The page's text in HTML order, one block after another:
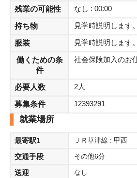
【期間】即日～長期
残業の可能性 なし : 00:00
持ち物 見学時説明します。
服装 見学時説明します。
働くための条
件
社会保険加入のお
必要人数 2人
募集条件 12393291
就業場所
最寄駅1 ＪＲ草津線 : 甲西
交通手段 その他6分
送迎 なし